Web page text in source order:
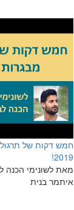
חמש דקות של תרגול
2019!
מאת לשונימי הכנה
איתמר בנית